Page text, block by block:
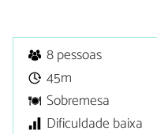
8 pessoas
45m
Sobremesa
Dificuldade baixa